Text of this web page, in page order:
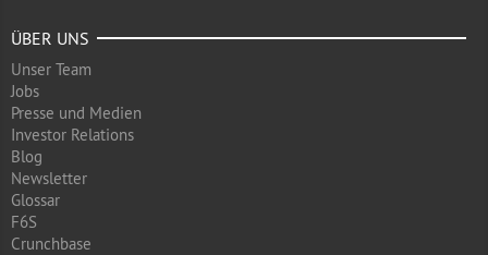
ÜBER UNS
Unser Team
Jobs
Presse und Medien
Investor Relations
Blog
Newsletter
Glossar
F6S
Crunchbase